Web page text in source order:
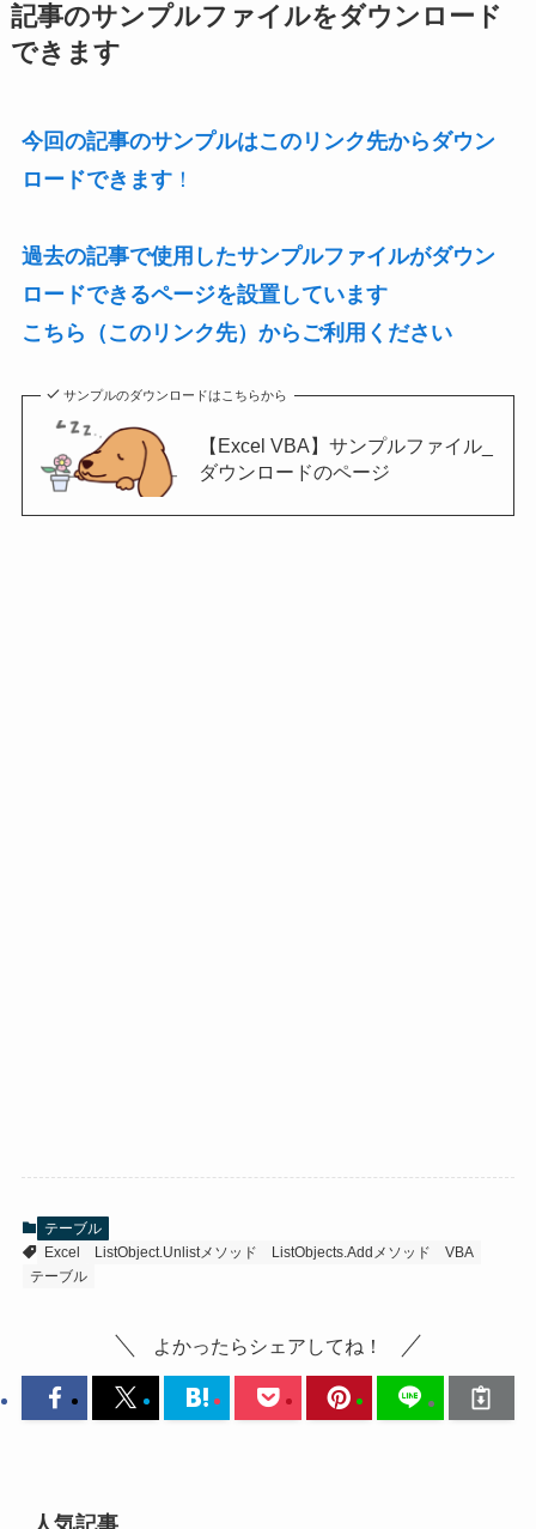
記事のサンプルファイルをダウンロード
できます
今回の記事のサンプルはこのリンク先からダウン
ロードできます！
過去の記事で使用したサンプルファイルがダウン
ロードできるページを設置しています
こちら（このリンク先）からご利用ください
サンプルのダウンロードはこちらから
【Excel VBA】サンプルファイル_
ダウンロードのページ
テーブル
Excel
ListObject.Unlistメソッド ListObjects.Addメソッド
VBA
テーブル
よかったらシェアしてね！